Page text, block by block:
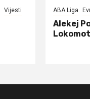
Vijesti ABA Liga
Alekej